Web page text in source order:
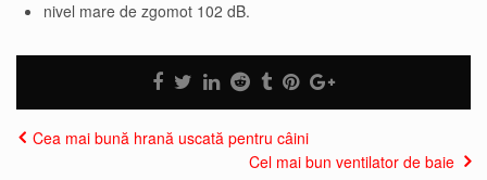
nivel mare de zgomot 102 dB.
Cea mai bună hrană uscată pentru câini
Cel mai bun ventilator de baie